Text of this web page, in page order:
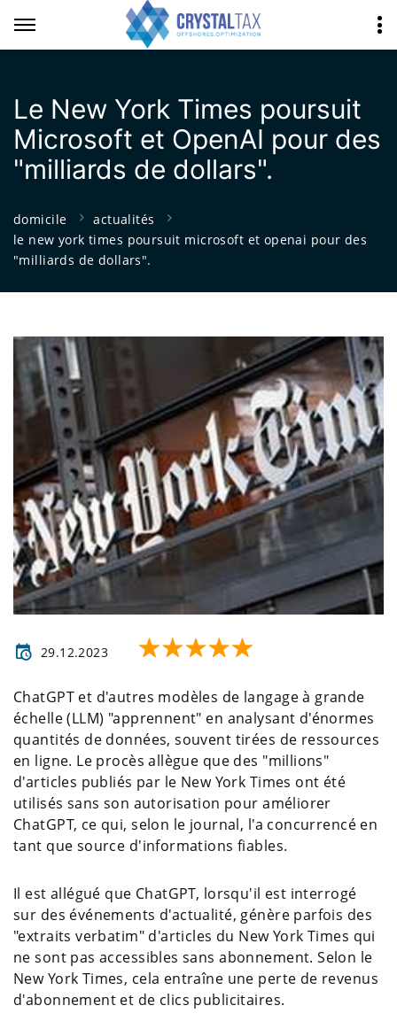
Le New York Times poursuit
Microsoft et OpenAI pour des
"milliards de dollars".
domicile
actualités
le new york times poursuit microsoft et openai pour des
"milliards de dollars".
29.12.2023
ChatGPT et d'autres modèles de langage à grande
échelle (LLM) "apprennent" en analysant d'énormes
quantités de données, souvent tirées de ressources
en ligne. Le procès allègue que des "millions"
d'articles publiés par le New York Times ont été
utilisés sans son autorisation pour améliorer
ChatGPT, ce qui, selon le journal, l'a concurrencé en
tant que source d'informations fiables.
Il est allégué que ChatGPT, lorsqu'il est interrogé
sur des événements d'actualité, génère parfois des
"extraits verbatim" d'articles du New York Times qui
ne sont pas accessibles sans abonnement. Selon le
New York Times, cela entraîne une perte de revenus
d'abonnement et de clics publicitaires.